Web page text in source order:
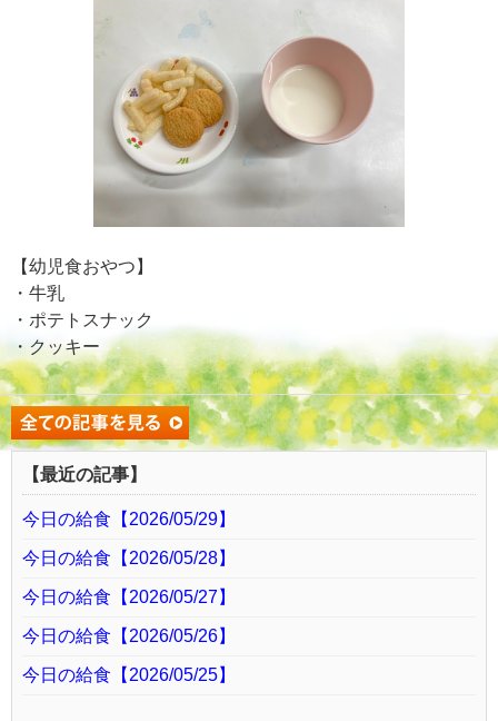
【幼児食おやつ】
・牛乳
・ポテトスナック
・クッキー
【最近の記事】
今日の給食【2026/05/29】
今日の給食【2026/05/28】
今日の給食【2026/05/27】
今日の給食【2026/05/26】
今日の給食【2026/05/25】